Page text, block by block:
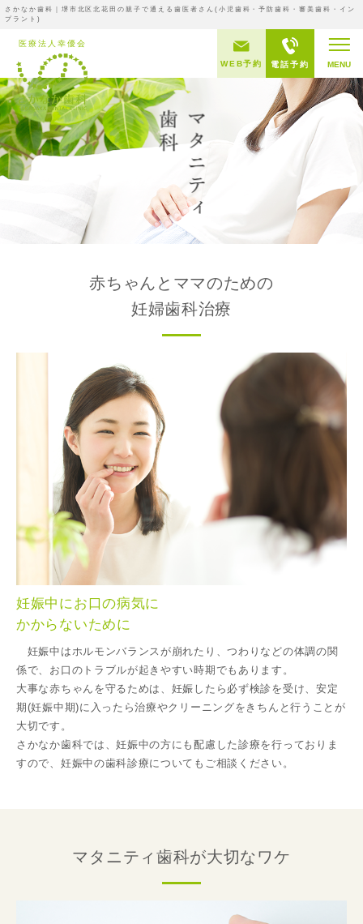
さかなか歯科｜堺市北区北花田の親子で通える歯医者さん(小児歯科・予防歯科・審美歯科・イン
プラント)
MENU
電話予約
WEB予約
赤ちゃんとママのための
妊婦歯科治療
妊娠中にお口の病気に
かからないために
妊娠中はホルモンバランスが崩れたり、つわりなどの体調の関
係で、お口のトラブルが起きやすい時期でもあります。
大事な赤ちゃんを守るためは、妊娠したら必ず検診を受け、安定
期(妊娠中期)に入ったら治療やクリーニングをきちんと行うことが
大切です。
さかなか歯科では、妊娠中の方にも配慮した診療を行っておりま
すので、妊娠中の歯科診療についてもご相談ください。
マタニティ歯科が大切なワケ